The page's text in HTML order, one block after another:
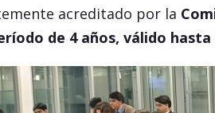
acreditado por la
de 4 años, válido